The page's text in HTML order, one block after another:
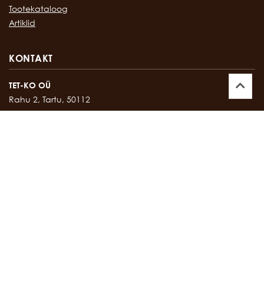
Tootekataloog
Artiklid
KONTAKT
TET-KO OÜ
Rahu 2, Tartu, 50112
Kontor:747 17 35